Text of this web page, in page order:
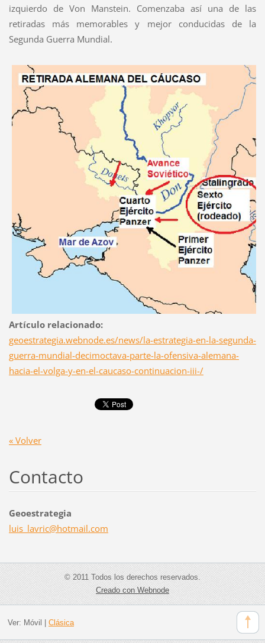
izquierdo de Von Manstein. Comenzaba así una de las
retiradas más memorables y mejor conducidas de la
Segunda Guerra Mundial.
Artículo relacionado:
geoestrategia.webnode.es/news/la-estrategia-en-la-segunda-
guerra-mundial-decimoctava-parte-la-ofensiva-alemana-
hacia-el-volga-y-en-el-caucaso-continuacion-iii-/
« Volver
Contacto
Geoestrategia
luis_lavric@hotmail.com
© 2011 Todos los derechos reservados.
Creado con Webnode
Ver: Móvil Clásica